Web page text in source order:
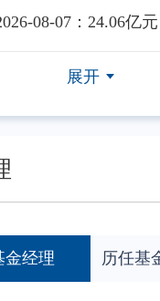
08-07：24.06亿元
展开
金经理 历任基